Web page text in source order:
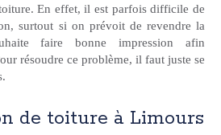
En effet, il est parfois difficile de
surtout si on prévoit de revendre la
faire bonne impression afin
résoudre ce problème, il faut juste se
de toiture à Limours